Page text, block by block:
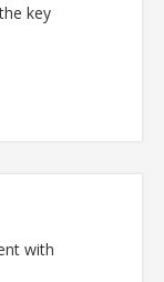
key
with